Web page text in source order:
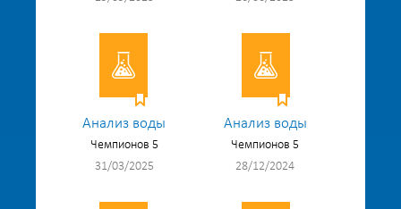
Анализ воды
Чемпионов 5
31/03/2025
Анализ воды
Чемпионов 5
28/12/2024